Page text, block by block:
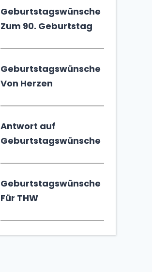
Geburtstagswünsche
Zum 90. Geburtstag
Geburtstagswünsche
Von Herzen
Antwort auf
Geburtstagswünsche
Geburtstagswünsche
Für THW